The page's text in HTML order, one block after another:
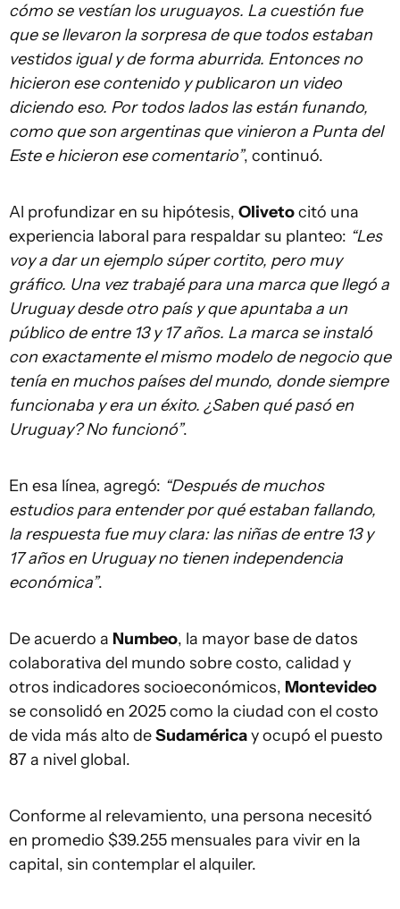
cómo se vestían los uruguayos. La cuestión fue
que se llevaron la sorpresa de que todos estaban
vestidos igual y de forma aburrida. Entonces no
hicieron ese contenido y publicaron un video
diciendo eso. Por todos lados las están funando,
como que son argentinas que vinieron a Punta del
Este e hicieron ese comentario”, continuó.
Al profundizar en su hipótesis, Olivetocitó una
experiencia laboral para respaldar su planteo: “Les
voy a dar un ejemplo súper cortito, pero muy
gráfico. Una vez trabajé para una marca que llegó a
Uruguay desde otro país y que apuntaba a un
público de entre 13 y 17 años. La marca se instaló
con exactamente el mismo modelo de negocio que
tenía en muchos países del mundo, donde siempre
funcionaba y era un éxito. ¿Saben qué pasó en
Uruguay? No funcionó”.
En esa línea, agregó: “Después de muchos
estudios para entender por qué estaban fallando,
la respuesta fue muy clara: las niñas de entre 13 y
17 años en Uruguay no tienen independencia
económica”.
De acuerdo a Numbeo, la mayor base de datos
colaborativa del mundo sobre costo, calidad y
otros indicadores socioeconómicos, Montevideo
se consolidó en 2025 como la ciudad con el costo
de vida más alto deSudaméricay ocupó el puesto
87 a nivel global.
Conforme al relevamiento, una persona necesitó
en promedio $39.255 mensuales para vivir en la
capital, sin contemplar el alquiler.